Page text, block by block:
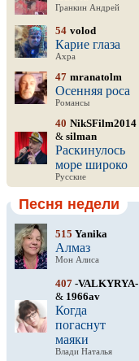
Гранкин Андрей
54 volod
Карие глаза
Ахра
47 mranatolm
Осенняя роса
Романсы
40 NikSFilm2014
& silman
Раскинулось
море широко
Русские
Песня недели
515 Yanika
Алмаз
Мон Алиса
407 -VALKYRYA-
& 1966av
Когда
погаснут
маяки
Влади Наталья